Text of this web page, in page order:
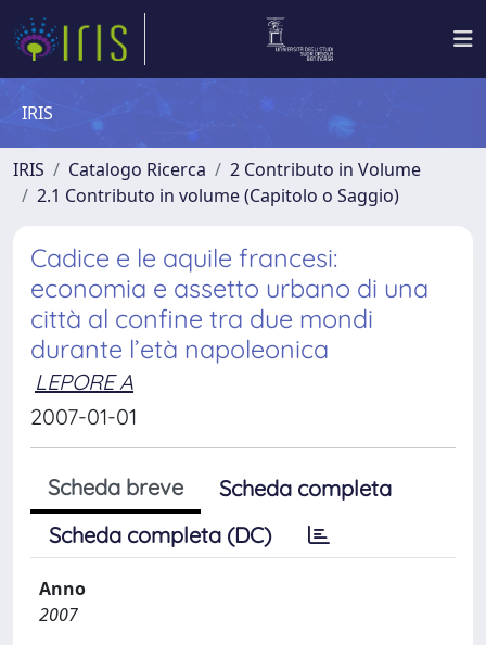
IRIS
IRIS Catalogo Ricerca
2 Contributo in Volume
2.1 Contributo in volume (Capitolo o Saggio)
Cadice e le aquile francesi:
economia e assetto urbano di una
città al confine tra due mondi
durante l’età napoleonica
LEPORE A
2007-01-01
Scheda breve
Scheda completa
Scheda completa (DC)
Anno
2007